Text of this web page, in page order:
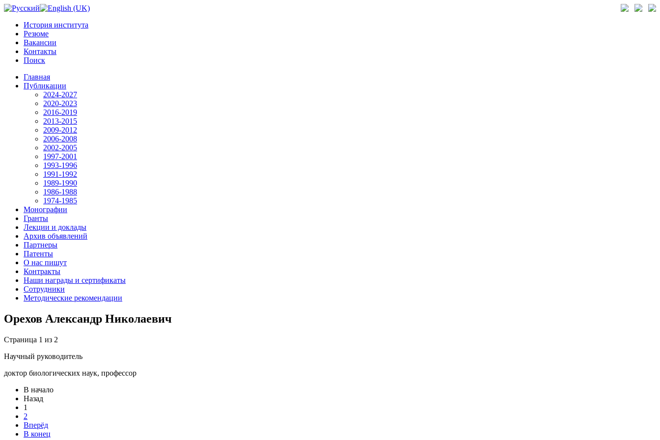
История института
Резюме
Вакансии
Контакты
Поиск
Главная
Публикации
2024-2027
2020-2023
2016-2019
2013-2015
2009-2012
2006-2008
2002-2005
1997-2001
1993-1996
1991-1992
1989-1990
1986-1988
1974-1985
Монографии
Гранты
Лекции и доклады
Архив объявлений
Партнеры
Патенты
О нас пишут
Контракты
Наши награды и сертификаты
Сотрудники
Методические рекомендации
Орехов Александр Николаевич
Страница 1 из 2
Научный руководитель
доктор биологических наук, профессор
В начало
Назад
1
2
Вперёд
В конец